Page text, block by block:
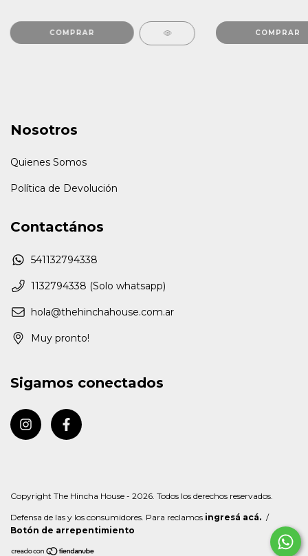
COMPRAR
Nosotros
Quienes Somos
Política de Devolución
Contactános
541132794338
1132794338 (Solo whatsapp)
hola@thehinchahouse.com.ar
Muy pronto!
Sigamos conectados
Copyright The Hincha House - 2026. Todos los derechos reservados.
Defensa de las y los consumidores. Para reclamos ingresá acá. /
Botón de arrepentimiento